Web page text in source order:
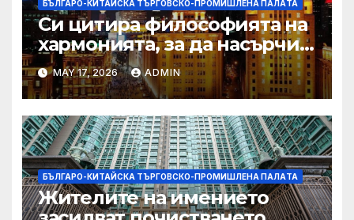
БЪЛГАРО-КИТАЙСКА ТЪРГОВСКО-ПРОМИШЛЕНА ПАЛAТА
Си цитира философията на
хармонията, за да насърчи
съжителството между
Китай и САЩ
MAY 17, 2026 ADMIN
БЪЛГАРО-КИТАЙСКА ТЪРГОВСКО-ПРОМИШЛЕНА ПАЛAТА
Жителите на имението